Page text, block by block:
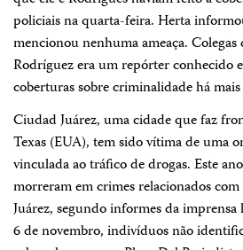
policiais na quarta-feira. Herta
mencionou nenhuma ameaça. Colegas
Rodríguez era um repórter conhecido
coberturas sobre criminalidade há
Ciudad Juárez, uma cidade que faz
Texas (EUA), tem sido vítima de uma
vinculada ao tráfico de drogas. Este
morreram em crimes relacionados
Juárez, segundo informes da
6 de novembro, indivíduos não